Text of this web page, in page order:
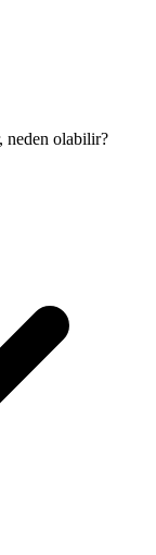
neden olabilir?